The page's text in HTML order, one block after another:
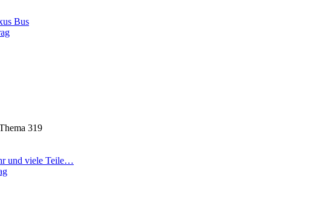
Bus
319
und viele Teile…